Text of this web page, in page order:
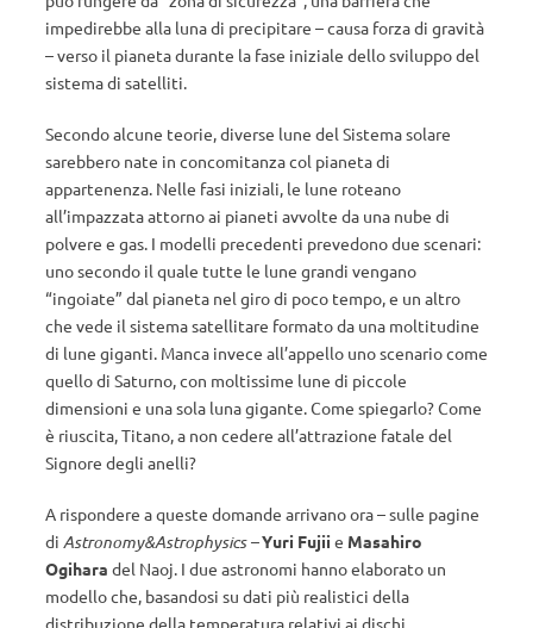
impedirebbe alla luna di precipitare – causa forza di gravità
– verso il pianeta durante la fase iniziale dello sviluppo del
sistema di satelliti.
Secondo alcune teorie, diverse lune del Sistema solare
sarebbero nate in concomitanza col pianeta di
appartenenza. Nelle fasi iniziali, le lune roteano
all’impazzata attorno ai pianeti avvolte da una nube di
polvere e gas. I modelli precedenti prevedono due scenari:
uno secondo il quale tutte le lune grandi vengano
“ingoiate” dal pianeta nel giro di poco tempo, e un altro
che vede il sistema satellitare formato da una moltitudine
di lune giganti. Manca invece all’appello uno scenario come
quello di Saturno, con moltissime lune di piccole
dimensioni e una sola luna gigante. Come spiegarlo? Come
è riuscita, Titano, a non cedere all’attrazione fatale del
Signore degli anelli?
A rispondere a queste domande arrivano ora – sulle pagine
di Astronomy&Astrophysics –Yuri Fujii e Masahiro
Ogihara del Naoj. I due astronomi hanno elaborato un
modello che, basandosi su dati più realistici della
distribuzione della temperatura relativi ai dischi